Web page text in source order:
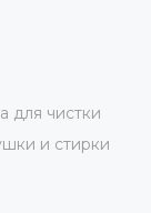
для чистки
и стирки